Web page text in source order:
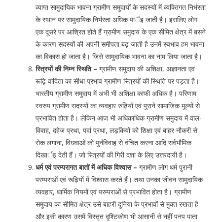
व्याप्त सामुदायिक भावना ग्रामीण समुदायों के सदस्यों में व्यक्तिगत निर्भरता
के स्थान पर सामुदायिक निर्भरता अधिक पार्इ जाती है। इसलिए लोग
एक दूसरे पर आश्रित होते हैं ग्रामीण समुदाय के एक सीमित क्षेत्र में बसने
के कारण सदस्यों की अपनी समीपता बढ़ जाती है उनमें स्वभाव हम भावना
का विकास हो जाता है। जिसे सामुदायिक भावना का नाम लिया जाता है।
स्त्रियों की निम्न स्थिति – ग्रामीण समुदाय की अशिक्षा, अज्ञानता एवं
रूढ़ि वादिता का सीधा प्रभाव ग्रामीण स्त्रियों की स्थिति पर पड़ता है।
भारतीय ग्रामीण समुदाय में अभी भी अशिक्षा काफी अधिक है। परिणाम
स्वरुप ग्रामीण सदस्यों का व्यवहार रुढ़ियों एवं पुराने सामाजिक मूल्यों से
प्रभावित होता है। लेकिन आज भी अधिकाधिक ग्रामीण समुदाय में वाल-
विवाह, दहेज प्रथा, पर्दा प्रथा, लड़कियों को शिक्षा एवं बाहर नौकरी से
रोक लगाना, विधवाओं को पुर्नविवाह से वंचित करना आदि सर्वभौमिक
दिखार्इ देती हैं। जो स्त्रियों की गिरी दशा के लिए उत्तरदायी है।
धर्म एवं परम्परागत बातों में अधिक विश्वास – ग्रामीण लोग धर्म पुरानी
परम्पराओं एवं रूढ़ियों में विश्वास करते हैं। तथा उनका जीवन सामुदायिक
व्यवहार, धार्मिक नियमों एवं परम्पराओं से प्रभावित होता है। ग्रामीण
समुदाय का सीमित क्षेत्र उसे बाहरी दुनिया के प्रभावों से मुक्त रखता है
और इसी कारण उसमें विस्तृत दृश्टिकोण भी आसानी से नहीं पनप पाता